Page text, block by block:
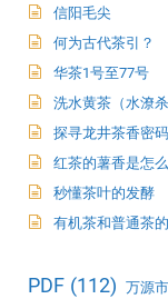
信阳毛尖
何为古代茶引？
华茶1号至77号
洗水黄茶（水潦杀
探寻龙井茶香密
红茶的薯香是怎
秒懂茶叶的发酵
有机茶和普通茶
PDF (112) 万源市